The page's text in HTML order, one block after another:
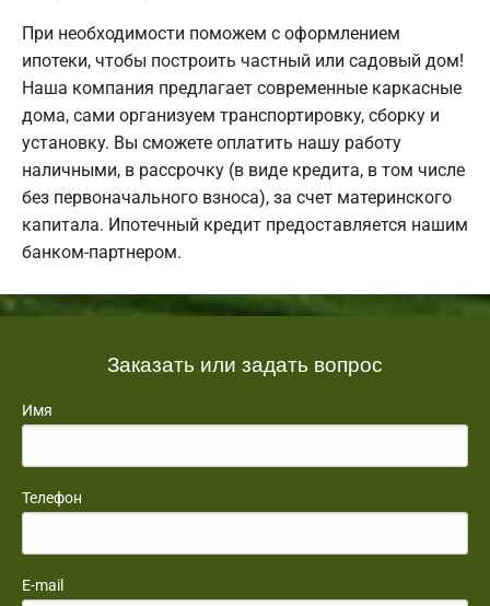
При необходимости поможем с оформлением
ипотеки, чтобы построить частный или садовый дом!
Наша компания предлагает современные каркасные
дома, сами организуем транспортировку, сборку и
установку. Вы сможете оплатить нашу работу
наличными, в рассрочку (в виде кредита, в том числе
без первоначального взноса), за счет материнского
капитала. Ипотечный кредит предоставляется нашим
банком-партнером.
Заказать или задать вопрос
Имя
Телефон
E-mail